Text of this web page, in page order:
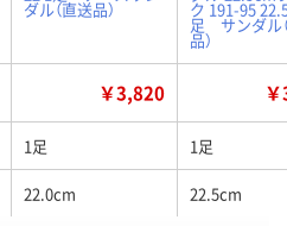
ダル（直送品） ク 191-95
足 サンダル
品）
￥3,820
1足 1足
22.0cm 22.5cm